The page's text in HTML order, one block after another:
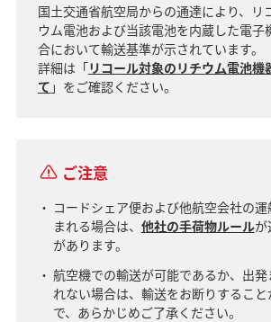
国土交通省航空局からの通達により、リ
ウム電池および当該電池を内蔵した電子
合において輸送基準が示されています。
詳細は「リコール対象のリチウム電池機
て 」をご確認ください。
ご注意
コードシェア便および他航空会社の
まれる場合は、 他社の手荷物ルールが
があります。
航空機での輸送が可能であるか、出
れない場合は、輸送をお断りするこ
で、あらかじめご了承ください。